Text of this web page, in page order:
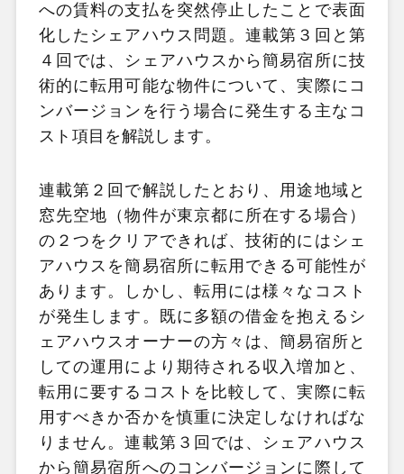
への賃料の支払を突然停止したことで表面
化したシェアハウス問題。連載第３回と第
４回では、シェアハウスから簡易宿所に技
術的に転用可能な物件について、実際にコ
ンバージョンを行う場合に発生する主なコ
スト項目を解説します。
連載第２回で解説したとおり、用途地域と
窓先空地（物件が東京都に所在する場合）
の２つをクリアできれば、技術的にはシェ
アハウスを簡易宿所に転用できる可能性が
あります。しかし、転用には様々なコスト
が発生します。既に多額の借金を抱えるシ
ェアハウスオーナーの方々は、簡易宿所と
しての運用により期待される収入増加と、
転用に要するコストを比較して、実際に転
用すべきか否かを慎重に決定しなければな
りません。連載第３回では、シェアハウス
から簡易宿所へのコンバージョンに際して